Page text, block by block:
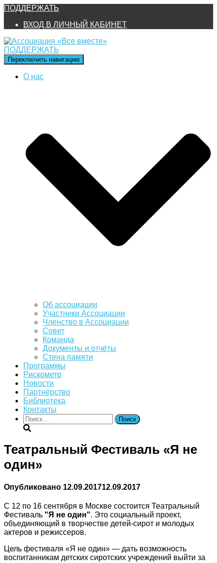
ПОДДЕРЖАТЬ
ВХОД В ЛИЧНЫЙ КАБИНЕТ
ПОДДЕРЖАТЬ
Переключить навигацию
О нас
Об ассоциации
Участники Ассоциации
Членство в Ассоциации
Совет
Команда
Документы и отчёты
Стена памяти
Программы
Рискометр
Новости
Партнёрство
Библиотека
Контакты
Найти:
Театральный Фестиваль «Я не
один»
Опубликовано 12.09.201712.09.2017
С 12 по 16 сентября в Москве состоится Театральный
Фестиваль "Я не один". Это социальный проект,
объединяющий в творчестве детей-сирот и молодых
актеров и режиссеров.
Цель фестиваля «Я не один» — дать возможность
воспитанникам детских сиротских учреждений выйти за